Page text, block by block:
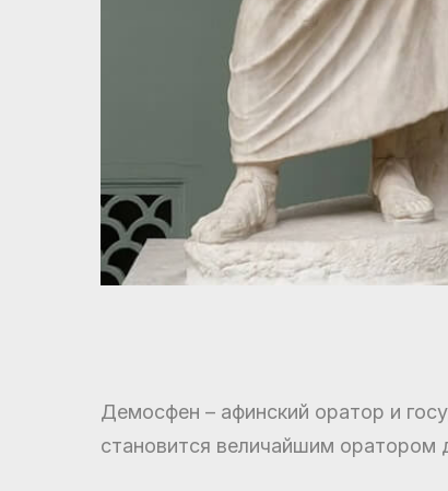
Демосфен – афинский оратор и
становится величайшим оратором